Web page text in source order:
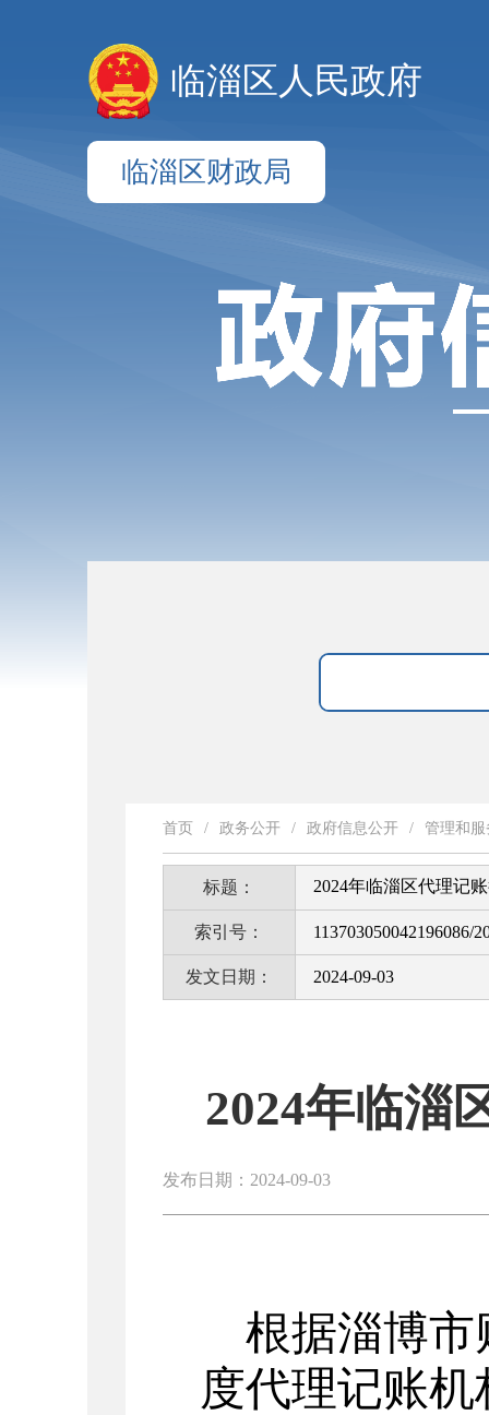
临淄区人民政府
临淄区财政局
首页 / 政务公开 / 政府信息公开 / 管理和
标题： 2024年临淄区代理记
索引号： 113703050042196086/
发文日期： 2024-09-03
2024年临淄
发布日期：2024-09-03
根据淄博市
度代理记账机